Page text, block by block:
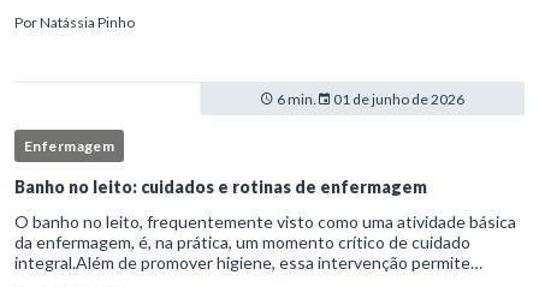
PorNatássia Pinho
6 min. 01 de junho de 2026
Enfermagem
Banho no leito: cuidados e rotinas de enfermagem
O banho no leito, frequentemente visto como uma atividade básica
da enfermagem, é, na prática, um momento crítico de cuidado
integral.Além de promover higiene, essa intervenção permite